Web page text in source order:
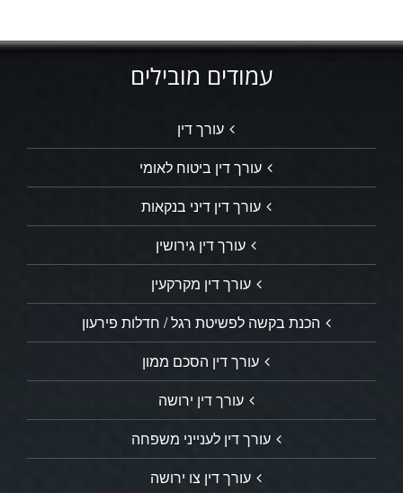
עמודים מובילים
עורך דין
עורך דין ביטוח לאומי
עורך דין דיני בנקאות
עורך דין גירושין
עורך דין מקרקעין
הכנת בקשה לפשיטת רגל / חדלות פירעון
עורך דין הסכם ממון
עורך דין ירושה
עורך דין לענייני משפחה
עורך דין צו ירושה